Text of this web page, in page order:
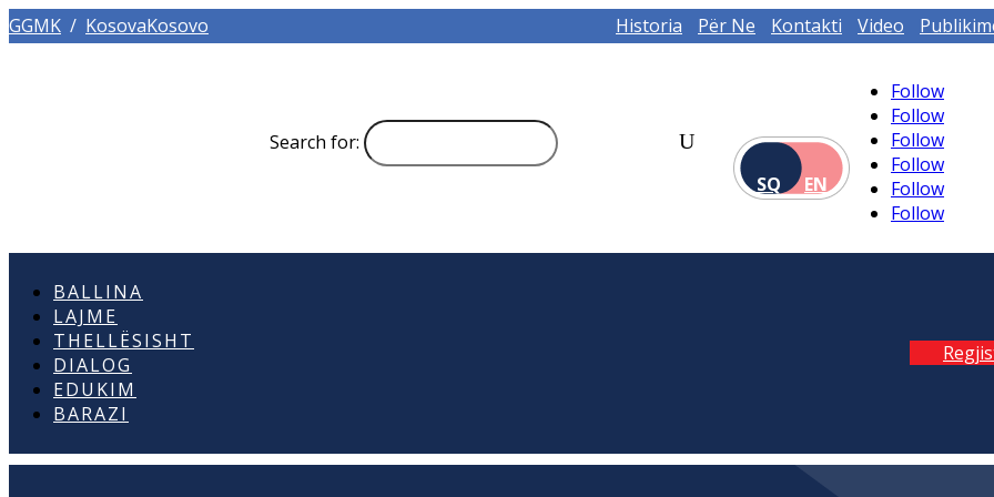
GGMK / KosovaKosovo Historia Për Ne Kontakti Video
Search for:
SQ
EN
Follow
Follow
Follow
Follow
Follow
Follow
BALLINA
LAJME
THELLËSISHT
DIALOG
EDUKIM
BARAZI